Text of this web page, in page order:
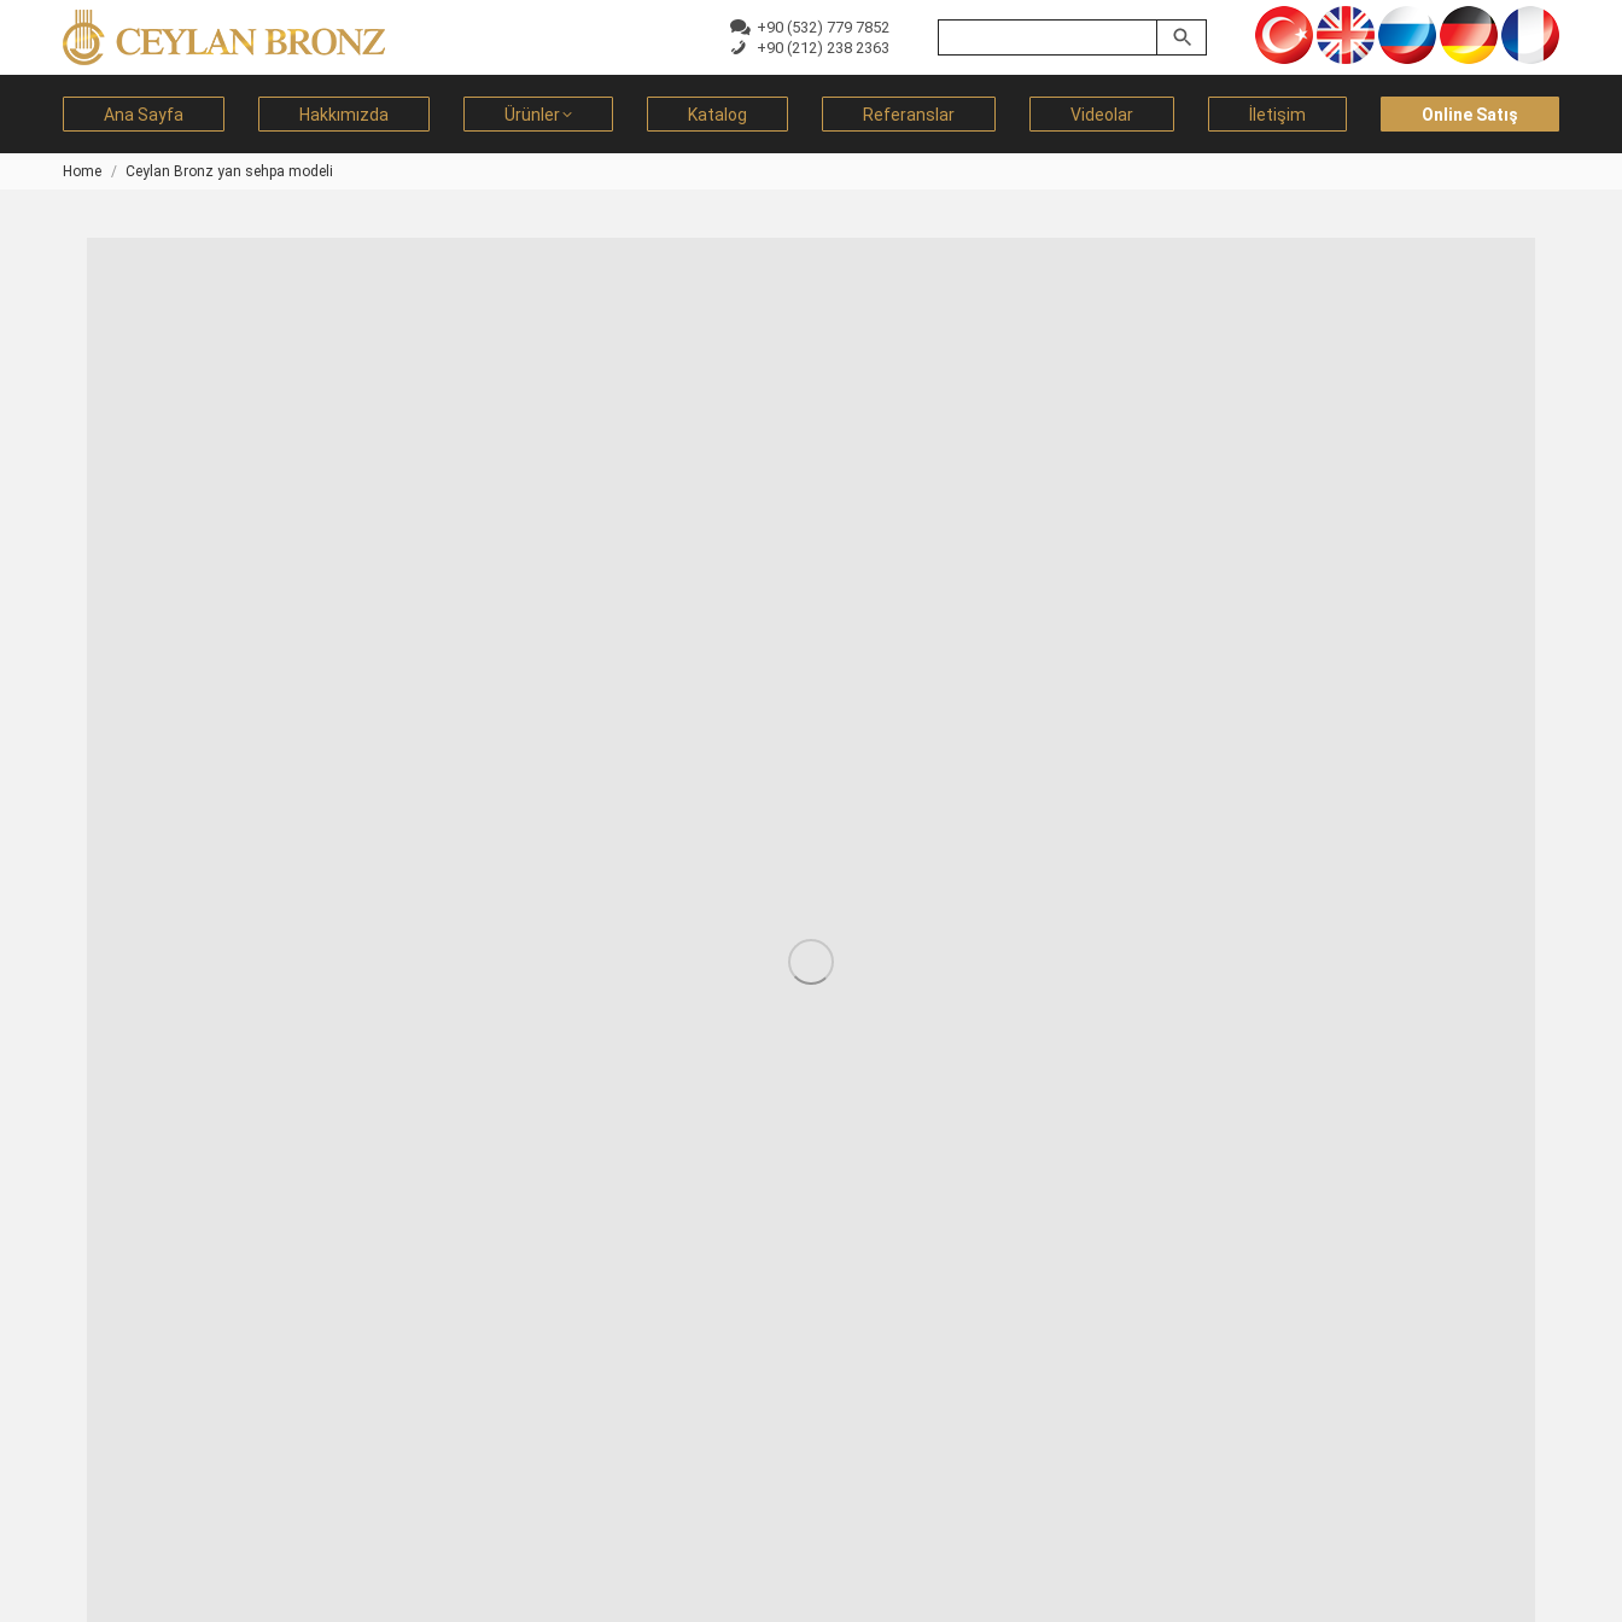
+90 (532) 779 7852
+90 (212) 238 2363
Ana Sayfa Hakkımızda Ürünler Katalog Referanslar Videolar İletişim Online Satış
You are here:
Home Ceylan Bronz yan sehpa modeli